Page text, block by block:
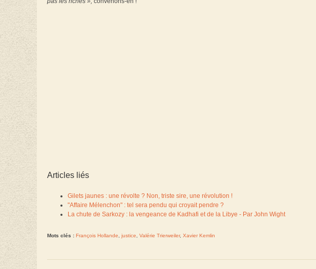
Articles liés
Gilets jaunes : une révolte ? Non, triste sire, une révolution !
"Affaire Mélenchon" : tel sera pendu qui croyait pendre ?
La chute de Sarkozy : la vengeance de Kadhafi et de la Libye - Par John Wight
Mots clés : François Hollande justice Valérie Trierweiler, Xavier Kemlin